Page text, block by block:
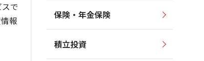
で
報
保険・年金保険
積立投資